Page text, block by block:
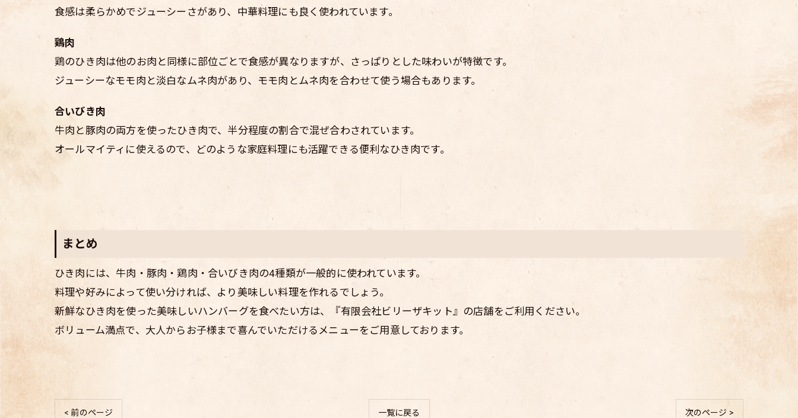
食感は柔らかめでジューシーさがあり、中華料理にも良く使われています。
鶏肉
鶏のひき肉は他のお肉と同様に部位ごとで食感が異なりますが、さっぱりとした味わいが特徴です。
ジューシーなモモ肉と淡白なムネ肉があり、モモ肉とムネ肉を合わせて使う場合もあります。
合いびき肉
牛肉と豚肉の両方を使ったひき肉で、半分程度の割合で混ぜ合わされています。
オールマイティに使えるので、どのような家庭料理にも活躍できる便利なひき肉です。
まとめ
ひき肉には、牛肉・豚肉・鶏肉・合いびき肉の4種類が一般的に使われています。
料理や好みによって使い分ければ、より美味しい料理を作れるでしょう。
新鮮なひき肉を使った美味しいハンバーグを食べたい方は、『有限会社ビリーザキット』の店舗をご利用ください。
ボリューム満点で、大人からお子様まで喜んでいただけるメニューをご用意しております。
< 前のページ 一覧に戻る 次のページ >